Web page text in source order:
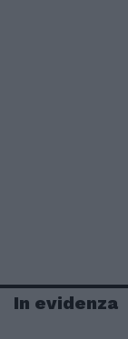
In evidenza